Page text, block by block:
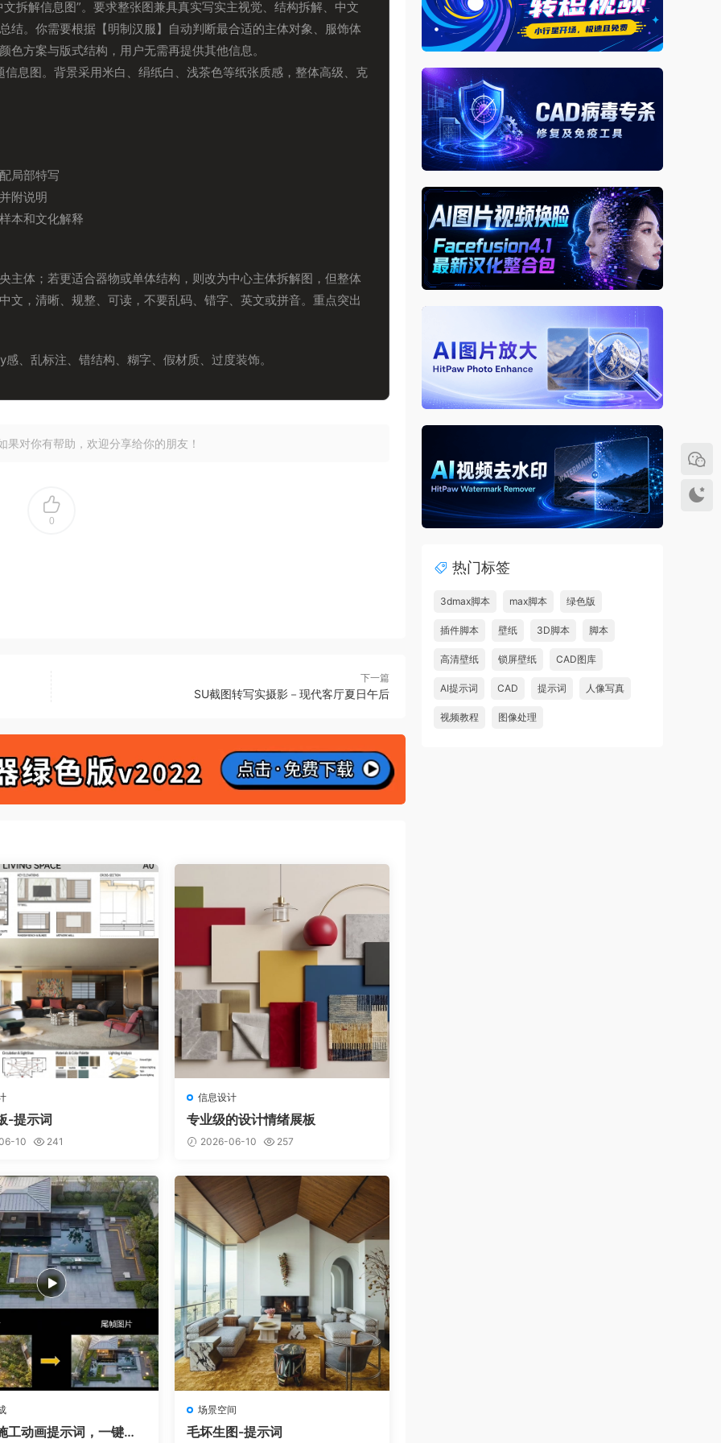
拆解信息图”。要求整张图兼具真实写实主视觉、结构拆解、中文
结。你需要根据【明制汉服】自动判断最合适的主体对象、服饰体
方案与版式结构，用户无需再提供其他信息。
信息图。背景采用米白、绢纸白、浅茶色等纸张质感，整体高级、克
局部特写
附说明
本和文化解释
主体；若更适合器物或单体结构，则改为中心主体拆解图，但整体
文，清晰、规整、可读，不要乱码、错字、英文或拼音。重点突出
、乱标注、错结构、糊字、假材质、过度装饰。
果对你有帮助，欢迎分享给你的朋友！
0
下一篇
SU截图转写实摄影－现代客厅夏日午后
-提示词
10 241
信息设计
专业级的设计情绪展板
2026-06-10 257
工动画提示词，一键生
场景空间
毛坏生图-提示词
热门标签
3dmax脚本 max脚本 绿色版
插件脚本 壁纸 3D脚本 脚本
高清壁纸 锁屏壁纸 CAD图库
AI提示词 CAD 提示词 人像写真
视频教程 图像处理